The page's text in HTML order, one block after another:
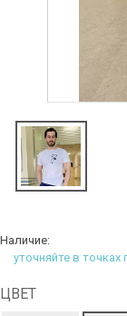
Наличие:
уточняйте в
ЦВЕТ